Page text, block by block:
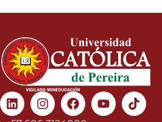
LinkedinInstagram
Facebook
Youtube